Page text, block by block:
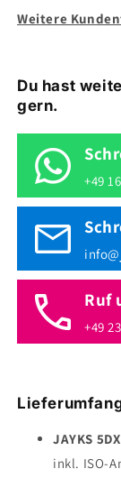
Weitere
Du hast
gern.
+49
Ruf
+49
JAYKS
inkl. ISO-